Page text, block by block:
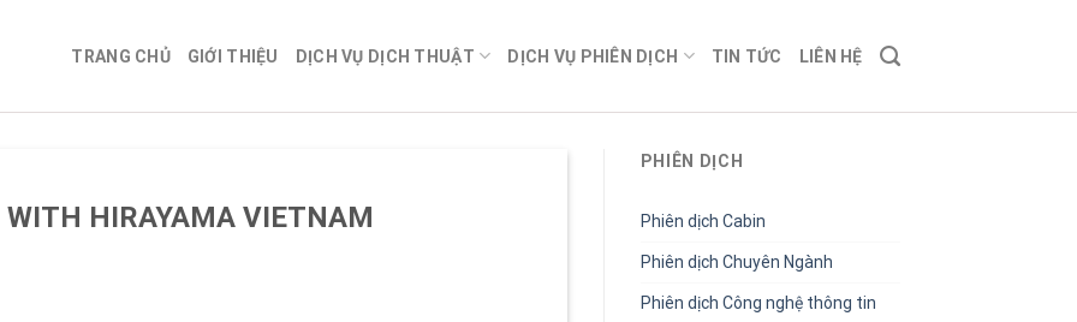
TRANG CHỦ GIỚI THIỆU DỊCH VỤ DỊCH THUẬT DỊCH VỤ PHIÊN DỊCH TIN TỨC LIÊN HỆ
HIRAYAMA VIETNAM
PHIÊN DỊCH
Phiên dịch Cabin
Phiên dịch Chuyên Ngành
Phiên dịch Công nghệ thông tin